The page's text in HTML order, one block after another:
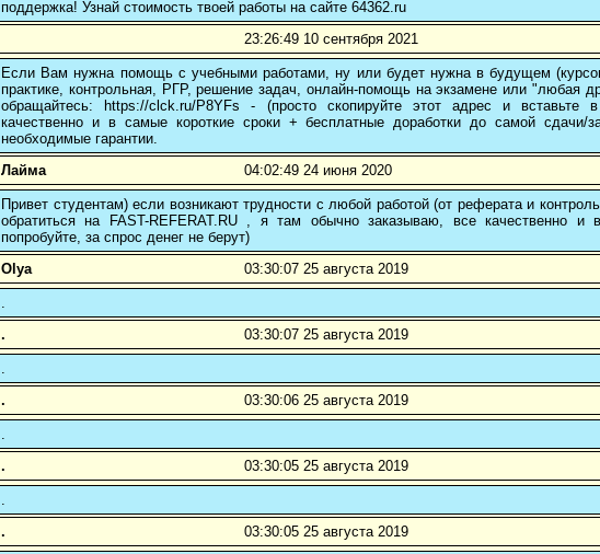
поддержка! Узнай стоимость твоей работы на сайте 64362.ru
23:26:49 10 сентября 2021
Если Вам нужна помощь с учебными работами, ну или будет нужна в будущем
практике, контрольная, РГР, решение задач, онлайн-помощь на экзамене или "любая
обращайтесь: https://clck.ru/P8YFs - (просто скопируйте этот адрес и вставьте
качественно и в самые короткие сроки + бесплатные доработки до самой сдачи/
необходимые гарантии.
Лайма
04:02:49 24 июня 2020
Привет студентам) если возникают трудности с любой работой (от реферата и
обратиться на FAST-REFERAT.RU , я там обычно заказываю, все качественно
попробуйте, за спрос денег не берут)
Olya
03:30:07 25 августа 2019
.
.
03:30:07 25 августа 2019
.
.
03:30:06 25 августа 2019
.
.
03:30:05 25 августа 2019
.
.
03:30:05 25 августа 2019